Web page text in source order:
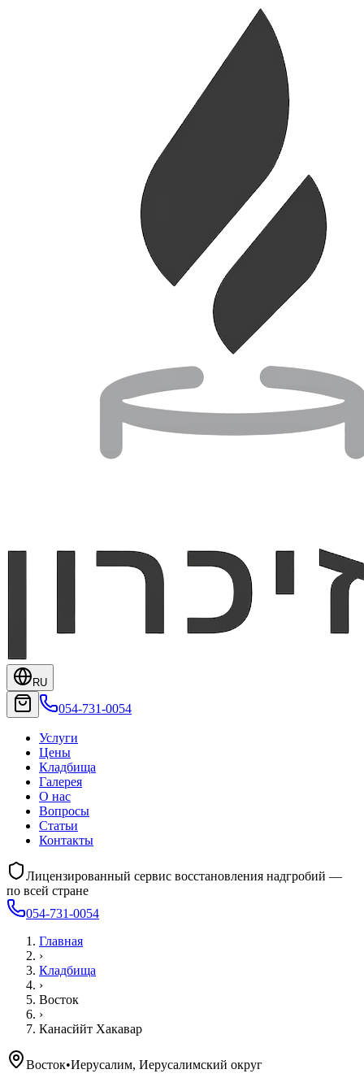
RU
054-731-0054
Услуги
Цены
Кладбища
Галерея
О нас
Вопросы
Статьи
Контакты
Лицензированный сервис восстановления надгробий —
по всей стране
054-731-0054
Главная
›
Кладбища
›
Восток
›
Канасййт Хакавар
Восток•Иерусалим, Иерусалимский округ